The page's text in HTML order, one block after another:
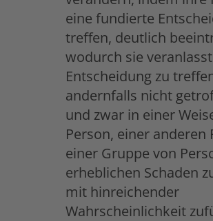
eine fundierte
treffen, deutlich
wodurch sie
Entscheidung zu
andernfalls nicht
und zwar in einer
Person, einer anderen
einer Gruppe von
erheblichen Schaden
mit hinreichender
Wahrscheinlichkeit